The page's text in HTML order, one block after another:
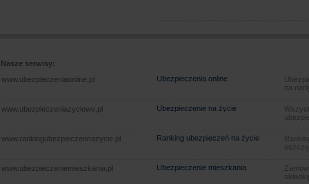
Nasze serwisy:
www.ubezpieczeniaonline.pl
Ubezpieczenia online
na
www.ubezpieczeniazyciowe.pl Ubezpieczenie na życie
www.rankingubezpieczennazycie.pl Ranking ubezpieczeń na życie
www.ubezpieczeniemieszkania.pl Ubezpieczenie mieszkania